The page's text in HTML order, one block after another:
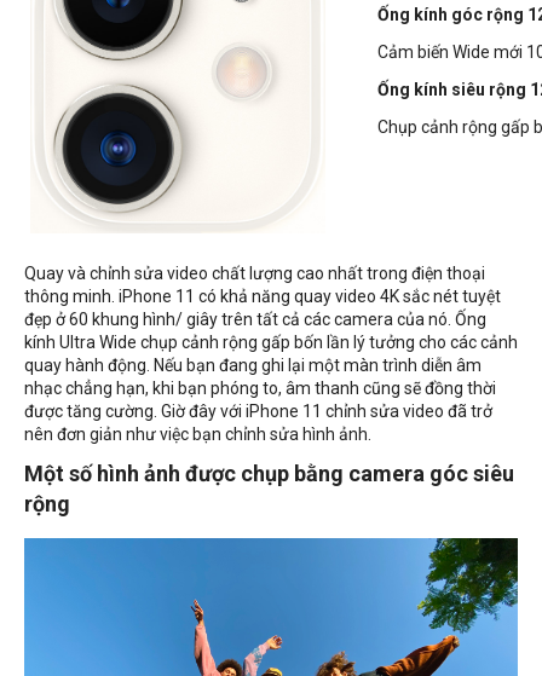
Ống kính góc rộng
Cảm biến Wide mới
Ống kính siêu rộng
Chụp cảnh rộng gấp
Quay và chỉnh sửa video chất lượng cao nhất trong điện thoại
thông minh. iPhone 11 có khả năng quay video 4K sắc nét tuyệt
đẹp ở 60 khung hình/ giây trên tất cả các camera của nó. Ống
kính Ultra Wide chụp cảnh rộng gấp bốn lần lý tưởng cho các cảnh
quay hành động. Nếu bạn đang ghi lại một màn trình diễn âm
nhạc chẳng hạn, khi bạn phóng to, âm thanh cũng sẽ đồng thời
được tăng cường. Giờ đây với iPhone 11 chỉnh sửa video đã trở
nên đơn giản như việc bạn chỉnh sửa hình ảnh.
Một số hình ảnh được chụp bằng camera góc siêu
rộng